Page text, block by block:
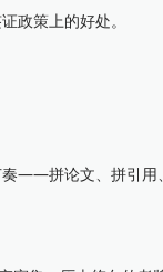
策上的好处。
——拼论文、拼引用